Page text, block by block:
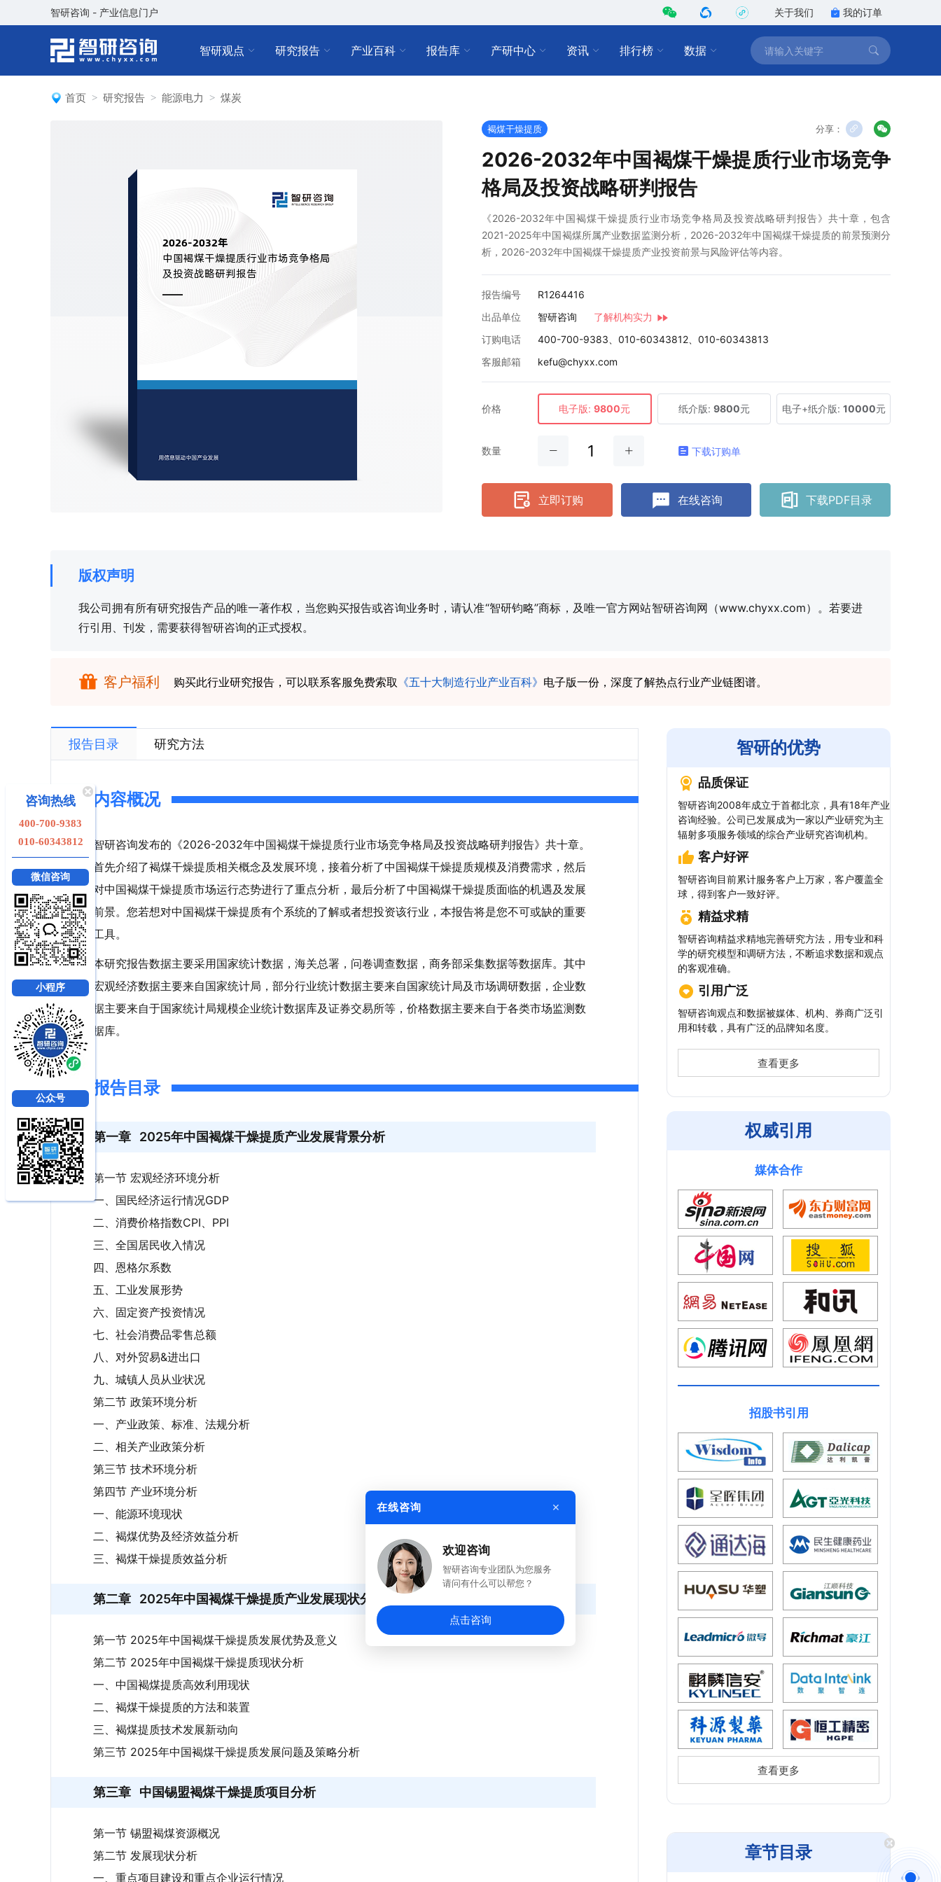
智研咨询 - 产业信息门户 关于我们 我的订单
智研观点 研究报告 产业百科 报告库 产研中心 资讯 排行榜 数据
首页 研究报告 能源电力 煤炭
褐煤干燥提质 分享：
2026-2032年中国褐煤干燥提质行业市场竞争
格局及投资战略研判报告
《2026-2032年中国褐煤干燥提质行业市场竞争格局及投资战略研判报告》共十章，包含
2021-2025年中国褐煤所属产业数据监测分析，2026-2032年中国褐煤干燥提质的前景预测分
析，2026-2032年中国褐煤干燥提质产业投资前景与风险评估等内容。
报告编号
R1264416
出品单位
智研咨询
了解机构实力
订购电话
400-700-9383、010-60343812、010-60343813
客服邮箱
kefu@chyxx.com
价格 电子版: 9800元 纸介版: 9800元 电子+纸介版: 10000元
数量 下载订购单
立即订购 在线咨询 下载PDF目录
版权声明
我公司拥有所有研究报告产品的唯一著作权，当您购买报告或咨询业务时，请认准“智研钧略”商标，及唯一官方网站智研咨询网（www.chyxx.com）。若要进
行引用、刊发，需要获得智研咨询的正式授权。
客户福利 购买此行业研究报告，可以联系客服免费索取 《五十大制造行业产业百科》 电子版一份，深度了解热点行业产业链图谱。
报告目录 研究方法
内容概况
智研咨询发布的《2026-2032年中国褐煤干燥提质行业市场竞争格局及投资战略研判报告》共十章。
首先介绍了褐煤干燥提质相关概念及发展环境，接着分析了中国褐煤干燥提质规模及消费需求，然后
对中国褐煤干燥提质市场运行态势进行了重点分析，最后分析了中国褐煤干燥提质面临的机遇及发展
前景。您若想对中国褐煤干燥提质有个系统的了解或者想投资该行业，本报告将是您不可或缺的重要
工具。
本研究报告数据主要采用国家统计数据，海关总署，问卷调查数据，商务部采集数据等数据库。其中
宏观经济数据主要来自国家统计局，部分行业统计数据主要来自国家统计局及市场调研数据，企业数
据主要来自于国家统计局规模企业统计数据库及证券交易所等，价格数据主要来自于各类市场监测数
据库。
报告目录
第一章 2025年中国褐煤干燥提质产业发展背景分析
第一节 宏观经济环境分析
一、国民经济运行情况GDP
二、消费价格指数CPI、PPI
三、全国居民收入情况
四、恩格尔系数
五、工业发展形势
六、固定资产投资情况
七、社会消费品零售总额
八、对外贸易&进出口
九、城镇人员从业状况
第二节 政策环境分析
一、产业政策、标准、法规分析
二、相关产业政策分析
第三节 技术环境分析
第四节 产业环境分析
一、能源环境现状
二、褐煤优势及经济效益分析
三、褐煤干燥提质效益分析
第二章 2025年中国褐煤干燥提质产业发展现状分析
第一节 2025年中国褐煤干燥提质发展优势及意义
第二节 2025年中国褐煤干燥提质现状分析
一、中国褐煤提质高效利用现状
二、褐煤干燥提质的方法和装置
三、褐煤提质技术发展新动向
第三节 2025年中国褐煤干燥提质发展问题及策略分析
第三章 中国锡盟褐煤干燥提质项目分析
第一节 锡盟褐煤资源概况
第二节 发展现状分析
一、重点项目建设和重点企业运行情况
智研的优势
品质保证
智研咨询2008年成立于首都北京，具有18年产业
咨询经验。公司已发展成为一家以产业研究为主
辐射多项服务领域的综合产业研究咨询机构。
客户好评
智研咨询目前累计服务客户上万家，客户覆盖全
球，得到客户一致好评。
精益求精
智研咨询精益求精地完善研究方法，用专业和科
学的研究模型和调研方法，不断追求数据和观点
的客观准确。
引用广泛
智研咨询观点和数据被媒体、机构、券商广泛引
用和转载，具有广泛的品牌知名度。
查看更多
权威引用
媒体合作
招股书引用
查看更多
章节目录
在线咨询 ×
欢迎咨询
智研咨询专业团队为您服务
请问有什么可以帮您？
点击咨询
咨询热线
400-700-9383
010-60343812
微信咨询
小程序
公众号